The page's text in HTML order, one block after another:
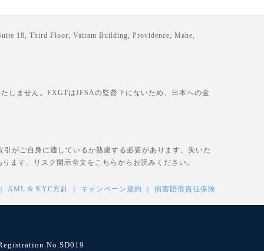
18, Third Floor, Vairam Building, Providence, Mahe,
しません。FXGTはJFSAの監督下にないため、日本への金
がご自身に適しているか熟慮する必要があります。失いた
ます。リスク開示全文を こちら からお読みください。
AML & KYC方針 キャンペーン規約 損害賠償責任保険
No.SD019